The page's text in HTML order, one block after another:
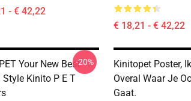
- € 42,22
€ 18,21 - € 42,22
Your New Best
Style Kinito P E T
-20%
Kinitopet Poster,
Overal Waar Je
Gaat.